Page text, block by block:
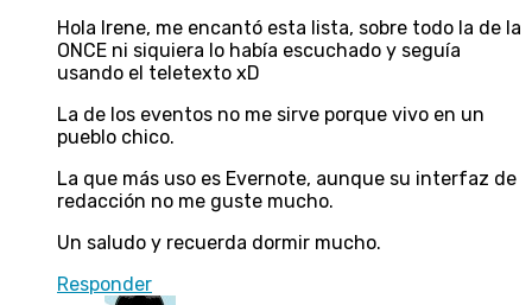
Hola Irene, me encantó esta lista, sobre todo la de la
ONCE ni siquiera lo había escuchado y seguía
usando el teletexto xD
La de los eventos no me sirve porque vivo en un
pueblo chico.
La que más uso es Evernote, aunque su interfaz de
redacción no me guste mucho.
Un saludo y recuerda dormir mucho.
Responder